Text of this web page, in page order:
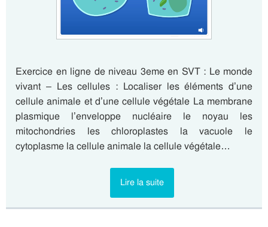
Exercice en ligne de niveau 3eme en SVT : Le monde
vivant – Les cellules : Localiser les éléments d’une
cellule animale et d’une cellule végétale La membrane
plasmique l’enveloppe nucléaire le noyau les
mitochondries les chloroplastes la vacuole le
cytoplasme la cellule animale la cellule végétale…
Lire la suite